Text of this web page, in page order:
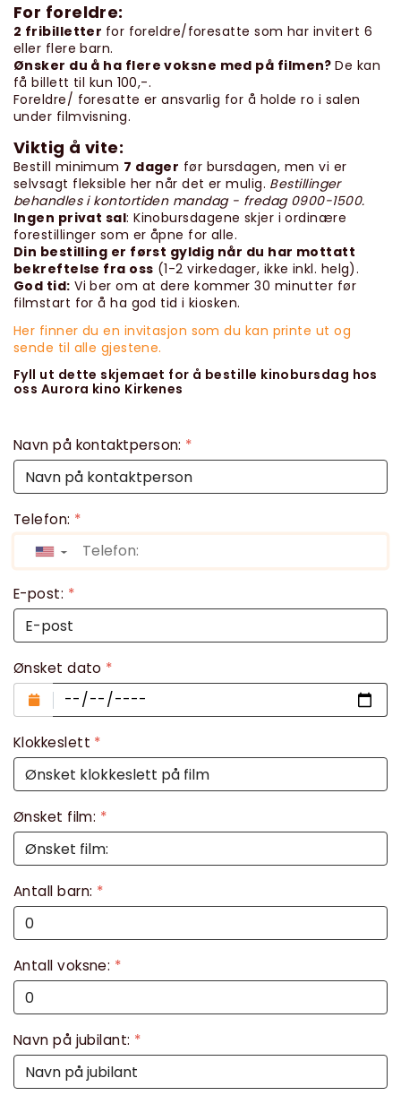
For foreldre:
2 fribilletter for foreldre/foresatte som har invitert 6
eller flere barn.
Ønsker du å ha flere voksne med på filmen?De kan
få billett til kun 100,-.
Foreldre/ foresatte er ansvarlig for å holde ro i salen
under filmvisning.
Viktig å vite:
Bestill minimum 7 dager før bursdagen, men vi er
selvsagt fleksible her når det er mulig. Bestillinger
behandles i kontortiden mandag - fredag 0900-1500.
Ingen privat sal: Kinobursdagene skjer i ordinære
forestillinger som er åpne for alle.
Din bestilling er først gyldig når du har mottatt
bekreftelse fra oss (1-2 virkedager, ikke inkl. helg).
God tid: Vi ber om at dere kommer 30 minutter før
filmstart for å ha god tid i kiosken.
Her finner du en invitasjon som du kan printe ut og
sende til alle gjestene.
Fyll ut dette skjemaet for å bestille kinobursdag hos
oss Aurora kino Kirkenes
Navn på kontaktperson: *
Telefon: *
▼
E-post: *
Ønsket dato *
Klokkeslett *
Ønsket film: *
Antall barn: *
Antall voksne: *
Navn på jubilant: *